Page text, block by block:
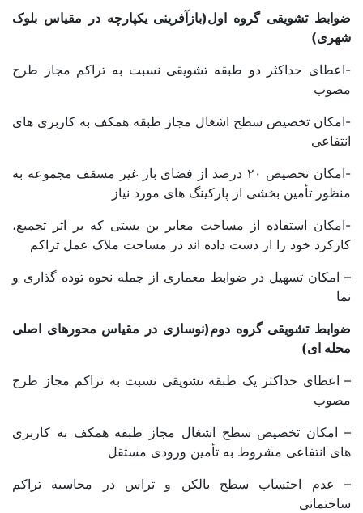
ضوابط تشویقی گروه اول(بازآفرینی یکپارچه در مقیاس بلوک
شهری)
-اعطای حداکثر دو طبقه تشویقی نسبت به تراکم مجاز طرح
مصوب
-امکان تخصیص سطح اشغال مجاز طبقه همکف به کاربری های
انتفاعی
-امکان تخصیص ۲۰ درصد از فضای باز غیر مسقف مجموعه به
منظور تأمین بخشی از پارکینگ های مورد نیاز
-امکان استفاده از مساحت معابر بن بستی که بر اثر تجمیع،
کارکرد خود را از دست داده اند در مساحت ملاک عمل تراکم
– امکان تسهیل در ضوابط معماری از جمله نحوه توده گذاری و
نما
ضوابط تشویقی گروه دوم(نوسازی در مقیاس محورهای اصلی
محله ای)
– اعطای حداکثر یک طبقه تشویقی نسبت به تراکم مجاز طرح
مصوب
– امکان تخصیص سطح اشغال مجاز طبقه همکف به کاربری
های انتفاعی مشروط به تأمین ورودی مستقل
– عدم احتساب سطح بالکن و تراس در محاسبه تراکم
ساختمانی